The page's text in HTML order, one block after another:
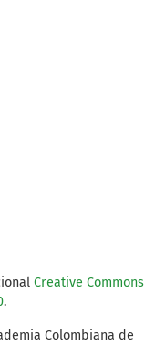
Creative Commons
.
Colombiana de